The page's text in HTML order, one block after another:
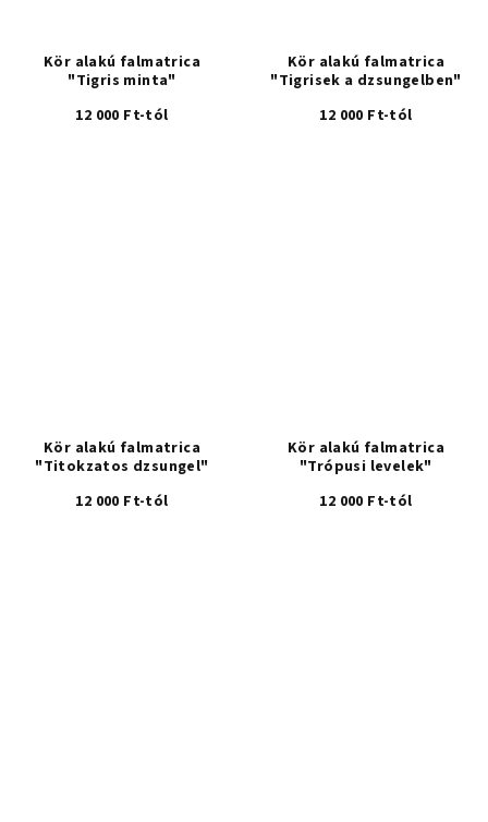
Kör alakú falmatrica
"Tigris minta"
12 000 Ft-tól
Kör alakú falmatrica
"Tigrisek a dzsungelben"
12 000 Ft-tól
Kör alakú falmatrica
"Titokzatos dzsungel"
12 000 Ft-tól
Kör alakú falmatrica
"Trópusi levelek"
12 000 Ft-tól